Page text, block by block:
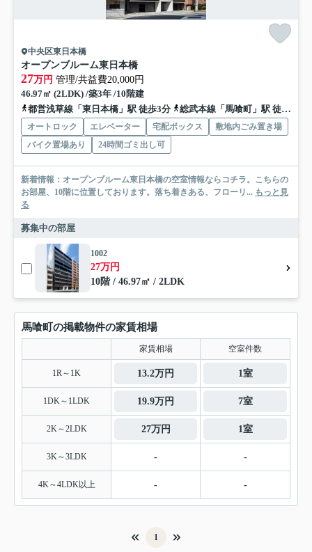
中央区東日本橋
オープンブルーム東日本橋
27万円 管理/共益費20,000円
46.97㎡ (2LDK) /築3年 /10階建
都営浅草線「東日本橋」駅 徒歩3分
総武本線「馬喰町」駅 徒歩4分
オートロック エレベーター 宅配ボックス
敷地内ごみ置き場
バイク置場あり
24時間ゴミ出し可
新着情報：オープンブルーム東日本橋の空室情報ならコチラ。こちらの
お部屋、10階に位置しております。落ち着きある、フローリ... もっと見
る
募集中の部屋
1002
27万円
10階 / 46.97㎡ / 2LDK
馬喰町の掲載物件の家賃相場
家賃相場 空室件数
1R～1K 13.2万円 1室
1DK～1LDK 19.9万円 7室
2K～2LDK 27万円 1室
3K～3LDK - -
4K～4LDK以上 - -
1